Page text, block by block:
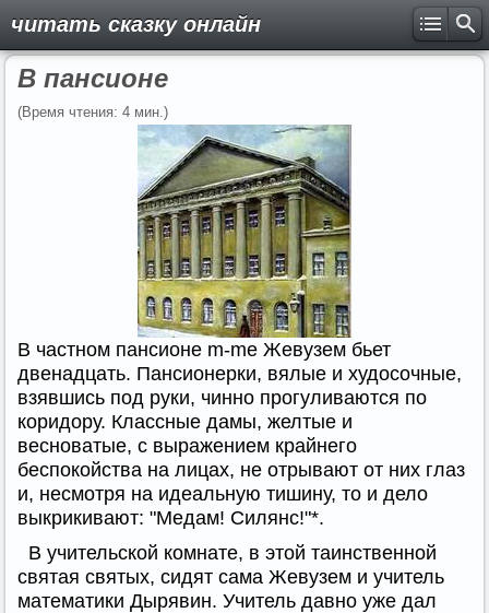
читать сказку онлайн
В пансионе
(Время чтения: 4 мин.)
В частном пансионе m-me Жевузем бьет
двенадцать. Пансионерки, вялые и худосочные,
взявшись под руки, чинно прогуливаются по
коридору. Классные дамы, желтые и
весноватые, с выражением крайнего
беспокойства на лицах, не отрывают от них глаз
и, несмотря на идеальную тишину, то и дело
выкрикивают: "Медам! Силянс!"*.
В учительской комнате, в этой таинственной
святая святых, сидят сама Жевузем и учитель
математики Дырявин. Учитель давно уже дал